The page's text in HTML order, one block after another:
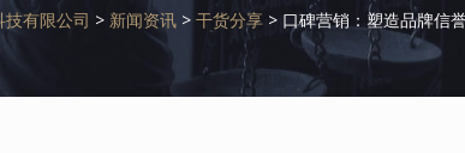
有限公司 > 新闻资讯 > 干货分享 > 口碑营销：塑造品牌信